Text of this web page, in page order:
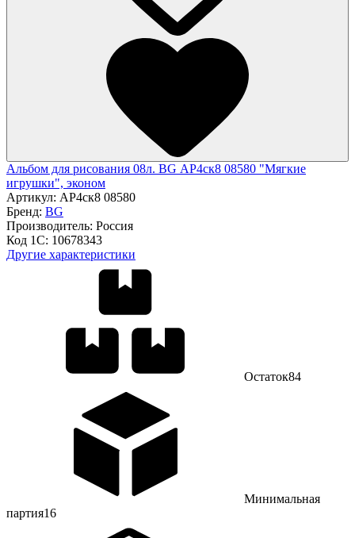
Альбом для рисования 08л. BG АР4ск8 08580 "Мягкие
игрушки", эконом
Артикул: АР4ск8 08580
Бренд: BG
Производитель: Россия
Код 1С: 10678343
Другие характеристики
Остаток84
Минимальная
партия16